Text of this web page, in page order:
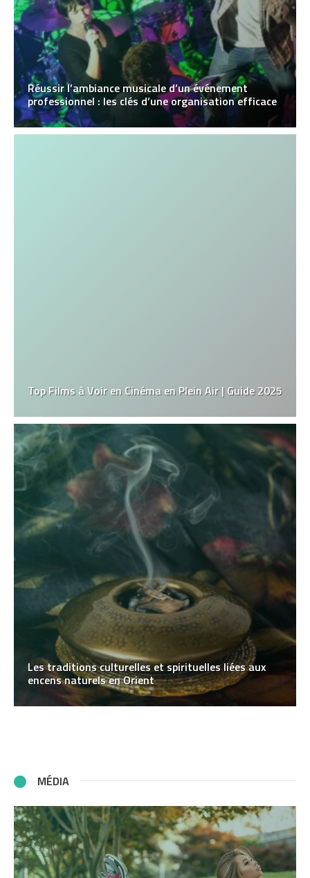
Réussir l’ambiance musicale d’un événement
professionnel : les clés d’une organisation efficace
Top Films à Voir en Cinéma en Plein Air | Guide 2025
Les traditions culturelles et spirituelles liées aux
encens naturels en Orient
MÉDIA